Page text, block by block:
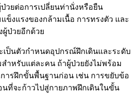
วยต่อการเปลี่ยนท่านั่งหรือยืน
ข็งแรงของกล้ามเนื้อ การทรงตัว และ
ผู้ป่วยอีกด้วย
เป็นตัวกำหนดอุปกรณ์ฝึกเดินและระดับ
ำหรับแต่ละคน ถ้าผู้ป่วยยังไม่พร้อม
การฝึกขั้นพื้นฐานก่อน เช่น การขยับข้อ
ที่จะก้าวไปสู่กายภาพฝึกเดินในขั้น